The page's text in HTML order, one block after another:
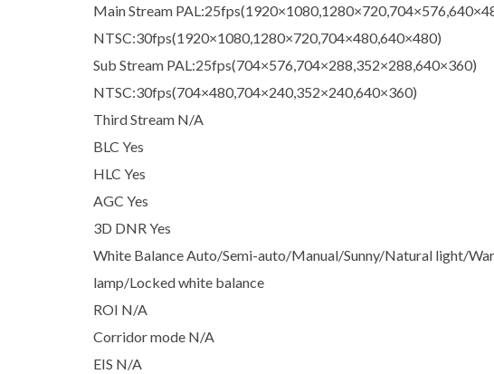
Main Stream
NTSC:30fps(1920×1080,1280×720,704×480,640×480)
Sub Stream PAL:25fps(704×576,704×288,352×288,640×360)
NTSC:30fps(704×480,704×240,352×240,640×360)
Third Stream N/A
BLC Yes
HLC Yes
AGC Yes
3D DNR Yes
White Balance Auto/Semi-auto/Manual/Sunny/Natural light/
lamp/Locked white balance
ROI N/A
Corridor mode N/A
EIS N/A